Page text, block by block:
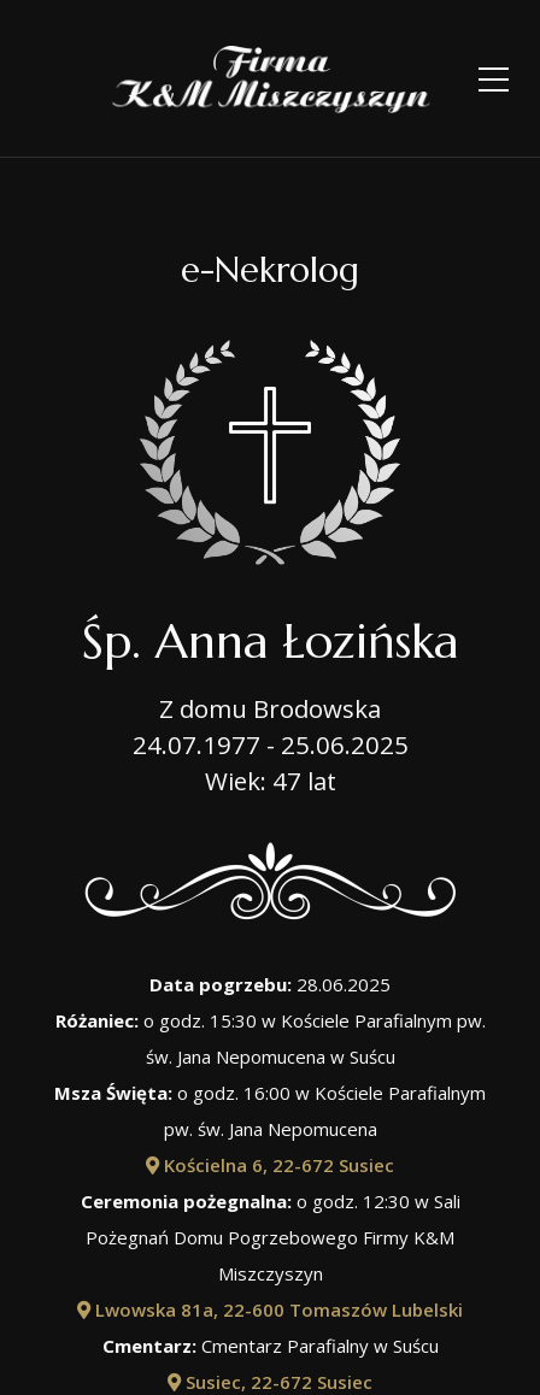
e-Nekrolog
Śp. Anna Łozińska
Z domu Brodowska
24.07.1977 - 25.06.2025
Wiek: 47 lat
Data pogrzebu: 28.06.2025
Różaniec:o godz. 15:30 w Kościele Parafialnym pw.
św. Jana Nepomucena w Suścu
Msza Święta: o godz. 16:00 w Kościele Parafialnym
pw. św. Jana Nepomucena
Kościelna 6, 22-672 Susiec
Ceremonia pożegnalna:o godz. 12:30 w Sali
Pożegnań Domu Pogrzebowego Firmy K&M
Miszczyszyn
Lwowska 81a, 22-600 Tomaszów Lubelski
Cmentarz:Cmentarz Parafialny w Suścu
Susiec, 22-672 Susiec